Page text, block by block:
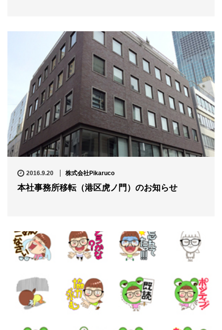
2016.9.20 株式会社Pikaruco
本社事務所移転（港区虎ノ門）のお知らせ